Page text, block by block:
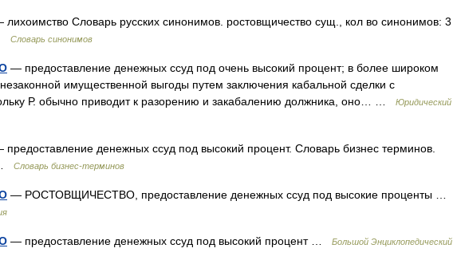
лихоимство Словарь русских синонимов. ростовщичество сущ., кол во синонимов: 3
Словарь синонимов
— предоставление денежных ссуд под очень высокий процент; в более широком
имущественной выгоды путем заключения кабальной сделки с
Р. обычно приводит к разорению и закабалению должника, оно… …
Юридический
предоставление денежных ссуд под высокий процент. Словарь бизнес терминов.
Словарь бизнес-терминов
— РОСТОВЩИЧЕСТВО, предоставление денежных ссуд под высокие проценты …
— предоставление денежных ссуд под высокий процент …
Большой Энциклопедический